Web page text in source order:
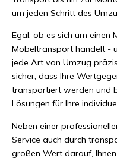
um jeden Schritt des
Egal, ob es sich um einen
Möbeltransport handelt -
jede Art von Umzug
sicher, dass Ihre
transportiert werden und
Lösungen für Ihre
Neben einer
Service auch durch
großen Wert darauf,